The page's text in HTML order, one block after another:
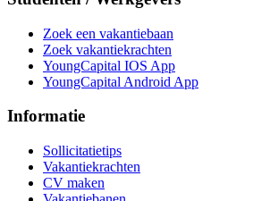
Zoek een vakantiebaan
Zoek vakantiekrachten
YoungCapital IOS App
YoungCapital Android App
Informatie
Sollicitatietips
Vakantiekrachten
CV maken